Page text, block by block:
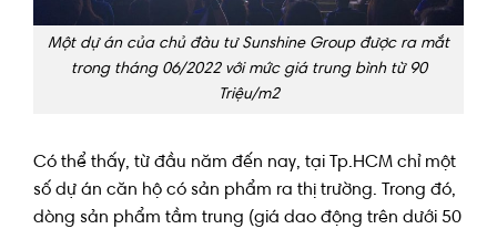
Một dự án của chủ đàu tư Sunshine Group được ra mắt
trong tháng 06/2022 với mức giá trung bình từ 90
Triệu/m2
Có thể thấy, từ đầu năm đến nay, tại Tp.HCM chỉ một
số dự án căn hộ có sản phẩm ra thị trường. Trong đó,
dòng sản phẩm tầm trung (giá dao động trên dưới 50